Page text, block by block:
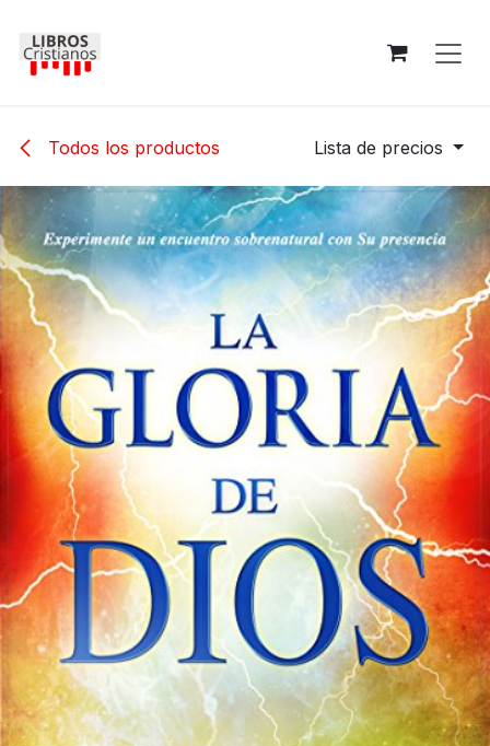
Todos los productos Lista de precios